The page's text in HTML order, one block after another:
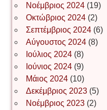
ΝΙΚΟΣ ΓΑΤΟΣ
Νίκος Λυγερός
Іван Буртик
Νοέμβριος 2024(19)
Οκτώβριος 2024(2)
Σεπτέμβριος 2024(6)
Αύγουστος 2024(8)
Ιούλιος 2024(8)
Ιούνιος 2024(9)
Μάιος 2024(10)
Δεκέμβριος 2023(5)
Νοέμβριος 2023(2)